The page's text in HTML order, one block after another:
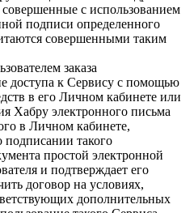
с использованием
подписи определенного
совершенными таким
заказа
доступа к Сервису с помощью
в его Личном кабинете или
Хабру электронного письма
в Личном кабинете,
подписании такого
простой электронной
и подтверждает его
договор на условиях,
дополнительных